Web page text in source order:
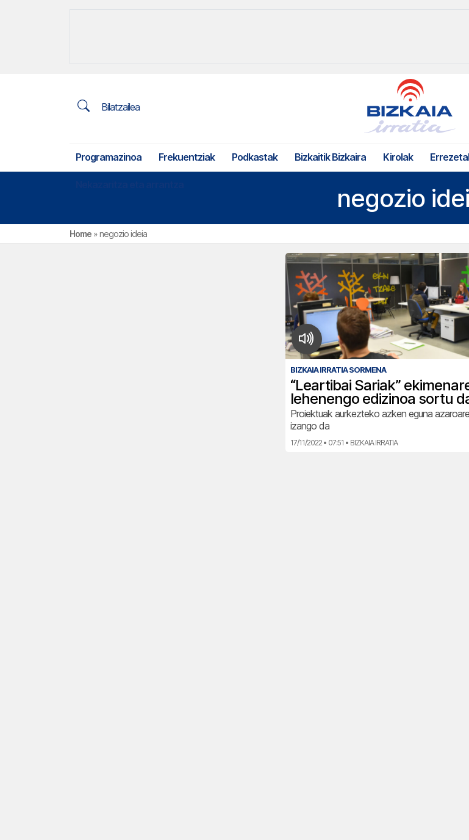
Bilatzailea
Programazinoa Frekuentziak Podkastak Bizkaitik Bizkaira Kirolak
negozio
Home »negozio ideia
BIZKAIA IRRATIA SORMENA
“Leartibai Sariak”
lehenengo edizinoa sortu
Proiektuak aurkezteko azken eguna
izango da
17/11/2022 • 07:51 • BIZKAIA IRRATIA